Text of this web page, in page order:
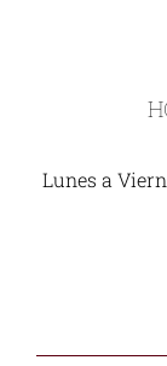
Lunes a